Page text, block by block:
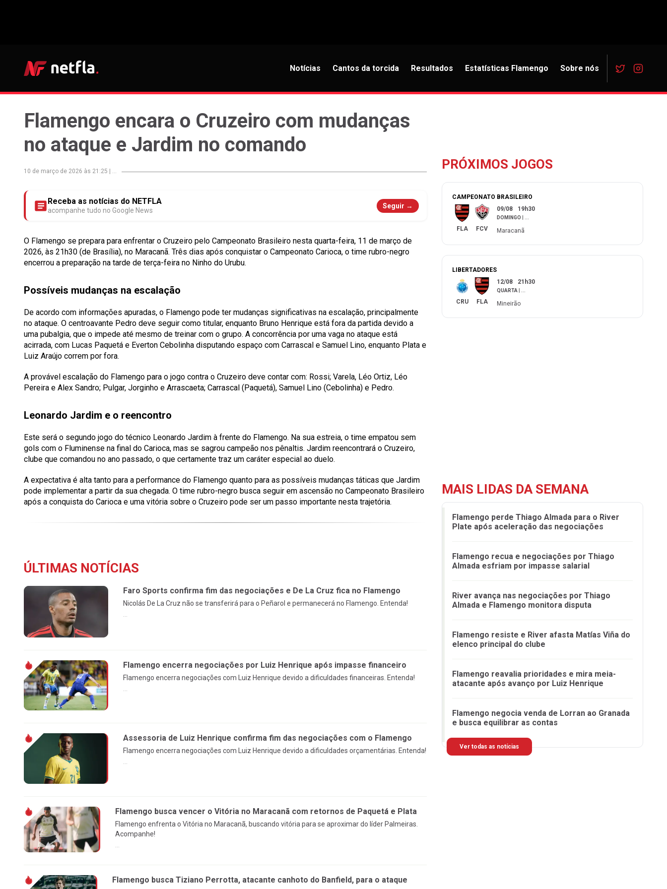
Notícias Cantos da torcida Resultados Estatísticas Flamengo Sobre nós
Flamengo encara o Cruzeiro com mudanças
no ataque e Jardim no comando
10 de março de 2026 às 21:25 ...
Receba as notícias do NETFLA
acompanhe tudo no Google News
Seguir →
O Flamengo se prepara para enfrentar o Cruzeiro pelo Campeonato Brasileiro nesta quarta-feira, 11 de março de
2026, às 21h30 (de Brasília), no Maracanã. Três dias após conquistar o Campeonato Carioca, o time rubro-negro
encerrou a preparação na tarde de terça-feira no Ninho do Urubu.
Possíveis mudanças na escalação
De acordo com informações apuradas, o Flamengo pode ter mudanças significativas na escalação, principalmente
no ataque. O centroavante Pedro deve seguir como titular, enquanto Bruno Henrique está fora da partida devido a
uma pubalgia, que o impede até mesmo de treinar com o grupo. A concorrência por uma vaga no ataque está
acirrada, com Lucas Paquetá e Everton Cebolinha disputando espaço com Carrascal e Samuel Lino, enquanto Plata e
Luiz Araújo correm por fora.
A provável escalação do Flamengo para o jogo contra o Cruzeiro deve contar com: Rossi; Varela, Léo Ortiz, Léo
Pereira e Alex Sandro; Pulgar, Jorginho e Arrascaeta; Carrascal (Paquetá), Samuel Lino (Cebolinha) e Pedro.
Leonardo Jardim e o reencontro
Este será o segundo jogo do técnico Leonardo Jardim à frente do Flamengo. Na sua estreia, o time empatou sem
gols com o Fluminense na final do Carioca, mas se sagrou campeão nos pênaltis. Jardim reencontrará o Cruzeiro,
clube que comandou no ano passado, o que certamente traz um caráter especial ao duelo.
A expectativa é alta tanto para a performance do Flamengo quanto para as possíveis mudanças táticas que Jardim
pode implementar a partir da sua chegada. O time rubro-negro busca seguir em ascensão no Campeonato Brasileiro
após a conquista do Carioca e uma vitória sobre o Cruzeiro pode ser um passo importante nesta trajetória.
ÚLTIMAS NOTÍCIAS
Faro Sports confirma fim das negociações e De La Cruz fica no Flamengo
Nicolás De La Cruz não se transferirá para o Peñarol e permanecerá no Flamengo. Entenda!
...
Flamengo encerra negociações por Luiz Henrique após impasse financeiro
Flamengo encerra negociações com Luiz Henrique devido a dificuldades financeiras. Entenda!
Assessoria de Luiz Henrique confirma fim das negociações com o Flamengo
Flamengo encerra negociações com Luiz Henrique devido a dificuldades orçamentárias. Entenda!
...
Flamengo busca vencer o Vitória no Maracanã com retornos de Paquetá e Plata
Flamengo enfrenta o Vitória no Maracanã, buscando vitória para se aproximar do líder Palmeiras.
Acompanhe!
...
Flamengo busca Tiziano Perrotta, atacante canhoto do Banfield, para o ataque
PRÓXIMOS JOGOS
CAMPEONATO BRASILEIRO
FLA FCV
09/08 19h30
DOMINGO
Maracanã
LIBERTADORES
CRU FLA
12/08 21h30
QUARTA
Mineirão
MAIS LIDAS DA SEMANA
Flamengo perde Thiago Almada para o River
Plate após aceleração das negociações
Flamengo recua e negociações por Thiago
Almada esfriam por impasse salarial
River avança nas negociações por Thiago
Almada e Flamengo monitora disputa
Flamengo resiste e River afasta Matías Viña do
elenco principal do clube
Flamengo reavalia prioridades e mira meia-
atacante após avanço por Luiz Henrique
Flamengo negocia venda de Lorran ao Granada
e busca equilibrar as contas
Ver todas as notícias